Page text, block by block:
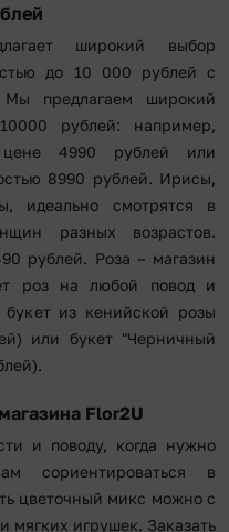
широкий выбор
до 10 000 рублей с
предлагаем широкий
рублей: например,
4990 рублей или
8990 рублей. Ирисы,
идеально смотрятся в
разных возрастов.
рублей. Роза – магазин
роз на любой повод и
из кенийской розы
или букет "Черничный
Flor2U
и поводу, когда нужно
сориентироваться в
цветочный микс можно с
игрушек. Заказать